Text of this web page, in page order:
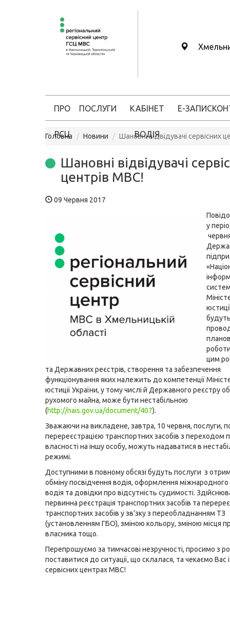
ПРО
РСЦ
ПОСЛУГИ КАБІНЕТ
ВОДІЯ
Е-ЗАПИС
Головна Новини Шановні відвідувачі сервісних
Шановні відвідувачі
центрів МВС!
09 Червня 2017
у
цим
та Державних реєстрів, створення та забезпечення
функціонування яких належить до компетенції
юстиції України, у тому числі й Державного реєстру
рухомого майна, може бути нестабільною
(http://nais.gov.ua/document/407).
Зважаючи на викладене, завтра, 10 червня, послуги,
перереєстрацією транспортних засобів з переходом
власності на іншу особу, можуть надаватися в
режимі.
Доступними в повному обсязі будуть послуги з
обміну посвідчення водія, оформлення міжнародного
водія та довідки про відсутність судимості.
первинна реєстрація транспортних засобів та
транспортних засобів у зв’зку з переобладнанням ТЗ
(установленням ГБО), зміною кольору, зміною місця
власника тощо.
Перепрошуємо за тимчасові незручності, просимо з
поставитися до ситуації, що склалася, та чекаємо Вас
сервісних центрах МВС!